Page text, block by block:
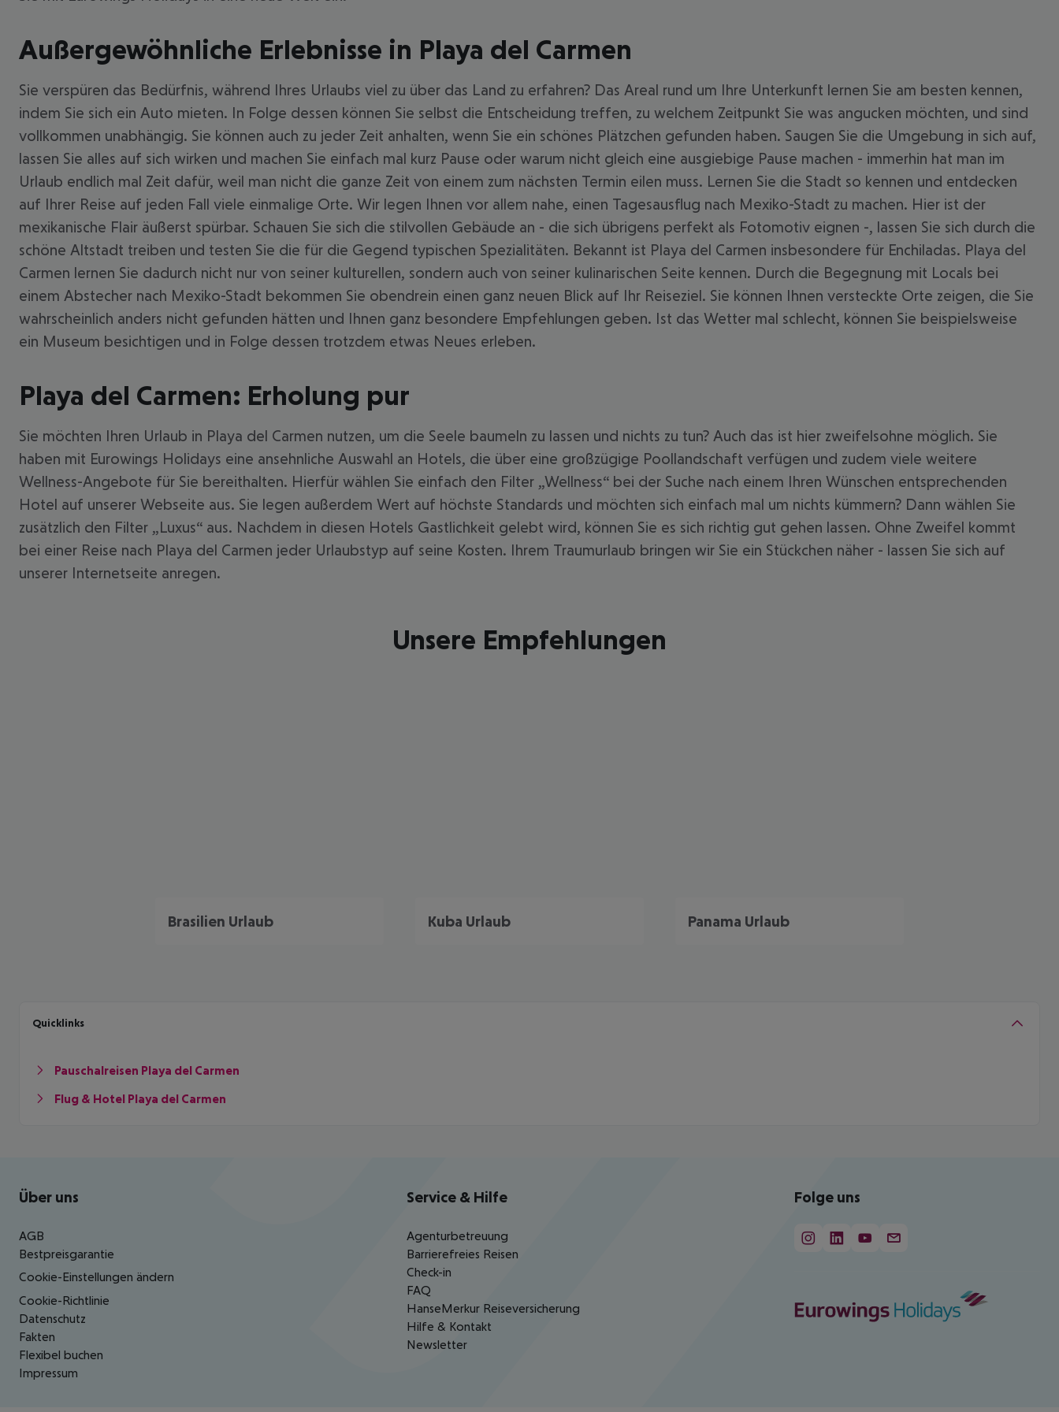
Außergewöhnliche Erlebnisse in Playa del Carmen
Sie verspüren das Bedürfnis, während Ihres Urlaubs viel zu über das Land zu erfahren? Das Areal rund um Ihre Unterkunft lernen Sie am besten kennen,
indem Sie sich ein Auto mieten. In Folge dessen können Sie selbst die Entscheidung treffen, zu welchem Zeitpunkt Sie was angucken möchten, und sind
vollkommen unabhängig. Sie können auch zu jeder Zeit anhalten, wenn Sie ein schönes Plätzchen gefunden haben. Saugen Sie die Umgebung in sich auf,
lassen Sie alles auf sich wirken und machen Sie einfach mal kurz Pause oder warum nicht gleich eine ausgiebige Pause machen - immerhin hat man im
Urlaub endlich mal Zeit dafür, weil man nicht die ganze Zeit von einem zum nächsten Termin eilen muss. Lernen Sie die Stadt so kennen und entdecken
auf Ihrer Reise auf jeden Fall viele einmalige Orte. Wir legen Ihnen vor allem nahe, einen Tagesausflug nach Mexiko-Stadt zu machen. Hier ist der
mexikanische Flair äußerst spürbar. Schauen Sie sich die stilvollen Gebäude an - die sich übrigens perfekt als Fotomotiv eignen -, lassen Sie sich durch die
schöne Altstadt treiben und testen Sie die für die Gegend typischen Spezialitäten. Bekannt ist Playa del Carmen insbesondere für Enchiladas. Playa del
Carmen lernen Sie dadurch nicht nur von seiner kulturellen, sondern auch von seiner kulinarischen Seite kennen. Durch die Begegnung mit Locals bei
einem Abstecher nach Mexiko-Stadt bekommen Sie obendrein einen ganz neuen Blick auf Ihr Reiseziel. Sie können Ihnen versteckte Orte zeigen, die Sie
wahrscheinlich anders nicht gefunden hätten und Ihnen ganz besondere Empfehlungen geben. Ist das Wetter mal schlecht, können Sie beispielsweise
ein Museum besichtigen und in Folge dessen trotzdem etwas Neues erleben.
Playa del Carmen: Erholung pur
Sie möchten Ihren Urlaub in Playa del Carmen nutzen, um die Seele baumeln zu lassen und nichts zu tun? Auch das ist hier zweifelsohne möglich. Sie
haben mit Eurowings Holidays eine ansehnliche Auswahl an Hotels, die über eine großzügige Poollandschaft verfügen und zudem viele weitere
Wellness-Angebote für Sie bereithalten. Hierfür wählen Sie einfach den Filter „Wellness“ bei der Suche nach einem Ihren Wünschen entsprechenden
Hotel auf unserer Webseite aus. Sie legen außerdem Wert auf höchste Standards und möchten sich einfach mal um nichts kümmern? Dann wählen Sie
zusätzlich den Filter „Luxus“ aus. Nachdem in diesen Hotels Gastlichkeit gelebt wird, können Sie es sich richtig gut gehen lassen. Ohne Zweifel kommt
bei einer Reise nach Playa del Carmen jeder Urlaubstyp auf seine Kosten. Ihrem Traumurlaub bringen wir Sie ein Stückchen näher - lassen Sie sich auf
unserer Internetseite anregen.
Unsere Empfehlungen
Brasilien Urlaub Kuba Urlaub Panama Urlaub
Quicklinks
Pauschalreisen Playa del Carmen
Flug & Hotel Playa del Carmen
Footer navigation
Über uns
AGB
Bestpreisgarantie
Cookie-Einstellungen ändern
Cookie-Richtlinie
Datenschutz
Fakten
Flexibel buchen
Impressum
Service & Hilfe
Agenturbetreuung
Barrierefreies Reisen
Check-in
FAQ
HanseMerkur Reiseversicherung
Hilfe & Kontakt
Newsletter
Folge uns